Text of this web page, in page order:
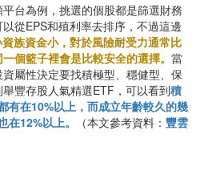
台為例，挑選的個股都是篩選財務
從EPS和殖利率去排序，不過這邊
族資金小，對於風險耐受力通常比
個籃子裡會是比較安全的選擇。 當
屬性決定要找積極型、穩健型、保
豐存股人氣精選ETF，可以看到積
有在10%以上，而成立年齡較久的幾
12%以上。
（本文參考資料： 豐雲